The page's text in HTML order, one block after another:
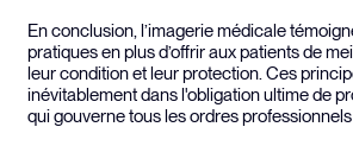
En conclusion, l’imagerie médicale
pratiques en plus d’offrir aux patients de
leur condition et leur protection. Ces
inévitablement dans l'obligation ultime de
qui gouverne tous les ordres